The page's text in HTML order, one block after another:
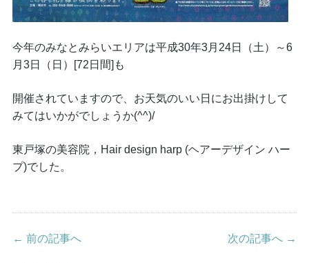
今年のみなとみらいエリアは平成30年3月24日（土）～6
月3日（日）[72日間]も
開催されていますので、お天気のいい日にお出掛けして
みてはいかがでしょうか(^^)/
東戸塚の美容院，Hair design harp (ヘアーデザイン ハー
プ)でした。
← 前の記事へ 次の記事へ →